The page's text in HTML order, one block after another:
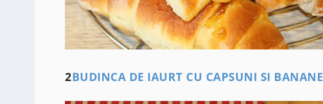
2BUDINCA DE IAURT CU CAPSUNI SI BANANE